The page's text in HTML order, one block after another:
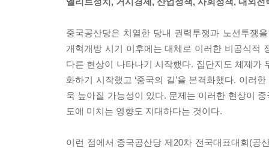
중국공산당은 치열한 당내 권력투쟁과 노선투쟁
개혁개방 시기 이후에는 대체로 이러한 비공식적
다른 현상이 나타나기 시작했다. 집단지도 체제가
화하기 시작했고 ‘중국의 길’을 본격화했다. 이러
욱 높아질 가능성이 있다. 문제는 이러한 현상이
도에 미치는 영향도 지대하다는 것이다.
이런 점에서 중국공산당 제20차 전국대표대회(공